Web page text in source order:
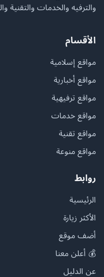
والترفيه والخدمات والتقنية
الأقسام
مواقع إسلامية
مواقع أخبارية
مواقع ترفيهية
مواقع خدمات
مواقع تقنية
مواقع منوعة
روابط
الرئيسية
الأكثر زيارة
أضف موقع
💰 أعلن معنا
عن الدليل